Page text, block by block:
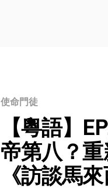
使命門徒
【粵語】
帝第八？重
《訪談馬